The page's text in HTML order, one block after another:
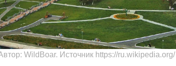
WildBoar. Источник https://ru.wikipedia.org/